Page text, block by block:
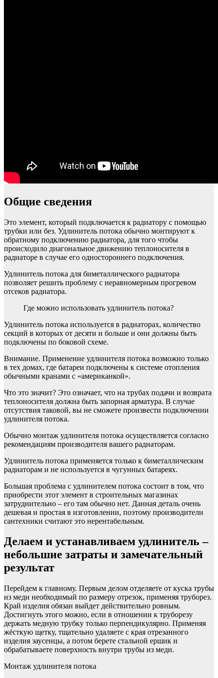
Общие сведения
Это элемент, который подключается к радиатору с помощью
трубки или без. Удлинитель потока обычно монтируют к
обратному подключению радиатора, для того чтобы
происходило диагональное движению теплоносителя в
радиаторе в случае его одностороннего подключения.
Удлинитель потока для биметаллического радиатора
позволяет решить проблему с неравномерным прогревом
отсеков радиатора.
Где можно использовать удлинитель потока?
Удлинитель потока используется в радиаторах, количество
секций в которых от десяти и больше и они должны быть
подключены по боковой схеме.
Внимание. Применение удлинителя потока возможно только
в тех домах, где батареи подключены к системе отопления
обычными кранами с «американкой».
Что это значит? Это означает, что на трубах подачи и возврата
теплоносителя должна быть запорная арматура. В случае
отсутствия таковой, вы не сможете произвести подключении
удлинителя потока.
Обычно монтаж удлинителя потока осуществляется согласно
рекомендациям производителя вашего радиаторам.
Удлинитель потока применяется только к биметаллическим
радиаторам и не используется в чугунных батареях.
Большая проблема с удлинителем потока состоит в том, что
приобрести этот элемент в строительных магазинах
затруднительно – его там обычно нет. Данная деталь очень
дешевая и простая в изготовлении, поэтому производители
сантехники считают это нерентабельным.
Делаем и устанавливаем удлинитель –
небольшие затраты и замечательный
результат
Перейдем к главному. Первым делом отделяете от куска трубы
из меди необходимый по размеру отрезок, применяя труборез.
Край изделия обязан выйдет действительно ровным.
Достигнуть этого можно, если в отношении к труборезу
держать медную трубку только перпендикулярно. Применяя
жёсткую щетку, тщательно удаляете с края отрезанного
изделия заусенцы, а потом берете стальной ершик и
обрабатываете поверхность внутри трубы из меди.
Монтаж удлинителя потока